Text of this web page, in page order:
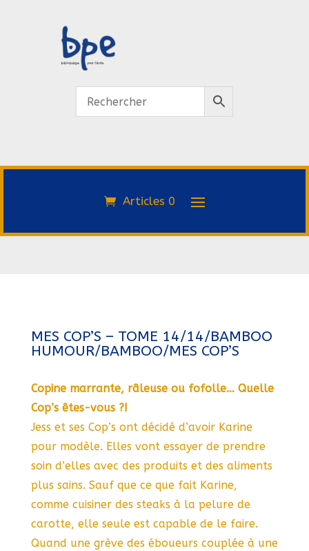
Articles 0
MES COP’S – TOME 14/14/BAMBOO
HUMOUR/BAMBOO/MES COP’S
Copine marrante, râleuse ou fofolle… Quelle
Cop’s êtes-vous ?!
Jess et ses Cop’s ont décidé d’avoir Karine
pour modèle. Elles vont essayer de prendre
soin d’elles avec des produits et des aliments
plus sains. Sauf que ce que fait Karine,
comme cuisiner des steaks à la pelure de
carotte, elle seule est capable de le faire.
Quand une grève des éboueurs couplée à une